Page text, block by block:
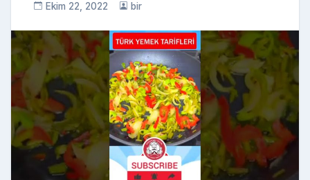
Ekim 22, 2022 bir